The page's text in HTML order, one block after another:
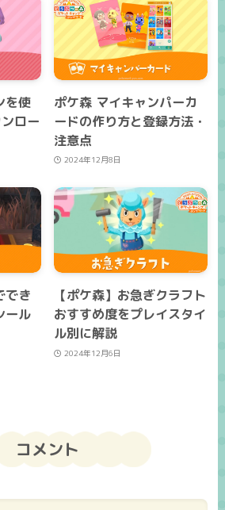
を使
ロー
ポケ森 マイキャンパーカ
ードの作り方と登録方法・
注意点
2024年12月8日
でき
ール
【ポケ森】お急ぎクラフト
おすすめ度をプレイスタイ
ル別に解説
2024年12月6日
コメント